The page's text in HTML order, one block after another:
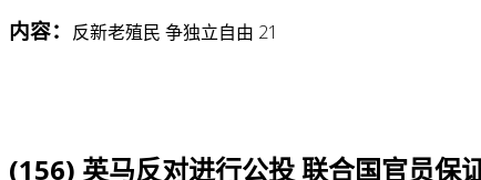
内容： 反新老殖民 争独立自由 21
(156) 英马反对进行公投 联合国官员保